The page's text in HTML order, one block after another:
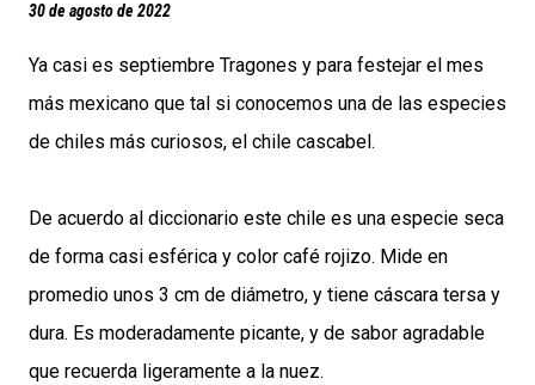
30 de agosto de 2022
Ya casi es septiembre Tragones y para festejar el mes
más mexicano que tal si conocemos una de las especies
de chiles más curiosos, el chile cascabel.
De acuerdo al diccionario este chile es una especie seca
de forma casi esférica y color café rojizo. Mide en
promedio unos 3 cm de diámetro, y tiene cáscara tersa y
dura. Es moderadamente picante, y de sabor agradable
que recuerda ligeramente a la nuez.